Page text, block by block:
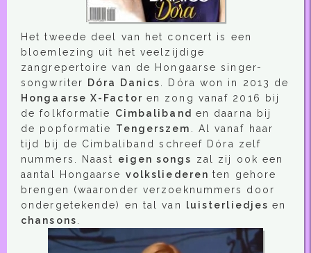
Het tweede deel van het concert is een
bloemlezing uit het veelzijdige
zangrepertoire van de Hongaarse singer-
songwriter
Dóra Danics. Dóra won in 2013 de
Hongaarse X-Factor en zong vanaf 2016 bij
de folkformatie Cimbaliband en daarna bij
de popformatie Tengerszem . Al vanaf haar
tijd bij de Cimbaliband schreef Dóra zelf
nummers. Naast eigen songs
zal zij ook een
aantal Hongaarse volksliederenten gehore
brengen (waaronder verzoeknummers door
ondergetekende) en tal van luisterliedjesen
chansons.